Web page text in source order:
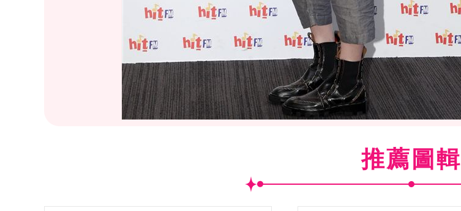
/25)楊乃文出個人新專輯。（記者邱榮吉/攝影）
推薦圖輯